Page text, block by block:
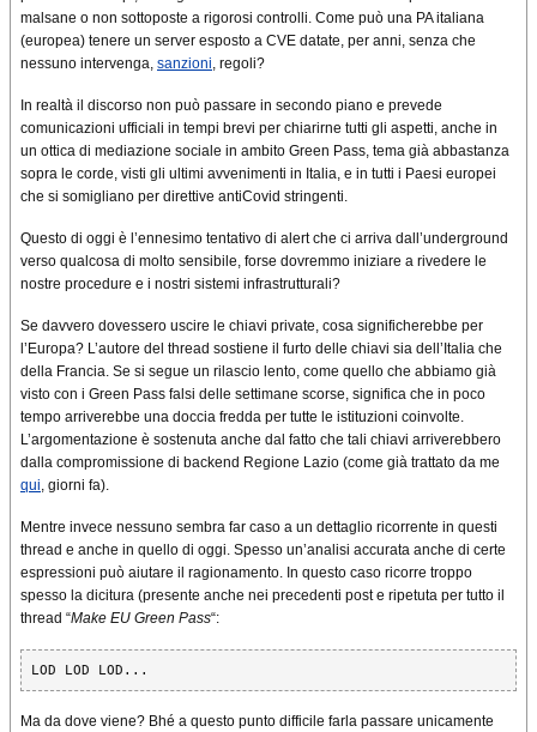
malsane o non sottoposte a rigorosi controlli. Come può una PA italiana
(europea) tenere un server esposto a CVE datate, per anni, senza che
nessuno intervenga, sanzioni, regoli?
In realtà il discorso non può passare in secondo piano e prevede
comunicazioni ufficiali in tempi brevi per chiarirne tutti gli aspetti, anche in
un ottica di mediazione sociale in ambito Green Pass, tema già abbastanza
sopra le corde, visti gli ultimi avvenimenti in Italia, e in tutti i Paesi europei
che si somigliano per direttive antiCovid stringenti.
Questo di oggi è l’ennesimo tentativo di alert che ci arriva dall’underground
verso qualcosa di molto sensibile, forse dovremmo iniziare a rivedere le
nostre procedure e i nostri sistemi infrastrutturali?
Se davvero dovessero uscire le chiavi private, cosa significherebbe per
l’Europa? L’autore del thread sostiene il furto delle chiavi sia dell’Italia che
della Francia. Se si segue un rilascio lento, come quello che abbiamo già
visto con i Green Pass falsi delle settimane scorse, significa che in poco
tempo arriverebbe una doccia fredda per tutte le istituzioni coinvolte.
L’argomentazione è sostenuta anche dal fatto che tali chiavi arriverebbero
dalla compromissione di backend Regione Lazio (come già trattato da me
qui, giorni fa).
Mentre invece nessuno sembra far caso a un dettaglio ricorrente in questi
thread e anche in quello di oggi. Spesso un’analisi accurata anche di certe
espressioni può aiutare il ragionamento. In questo caso ricorre troppo
spesso la dicitura (presente anche nei precedenti post e ripetuta per tutto il
thread “Make EU Green Pass“:
LOD LOD LOD...
Ma da dove viene? Bhé a questo punto difficile farla passare unicamente